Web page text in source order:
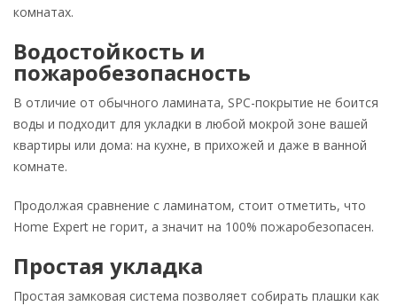
комнатах.
Водостойкость и
пожаробезопасность
В отличие от обычного ламината, SPC-покрытие не боится
воды и подходит для укладки в любой мокрой зоне вашей
квартиры или дома: на кухне, в прихожей и даже в ванной
комнате.
Продолжая сравнение с ламинатом, стоит отметить, что
Home Expert не горит, а значит на 100% пожаробезопасен.
Простая укладка
Простая замковая система позволяет собирать плашки как